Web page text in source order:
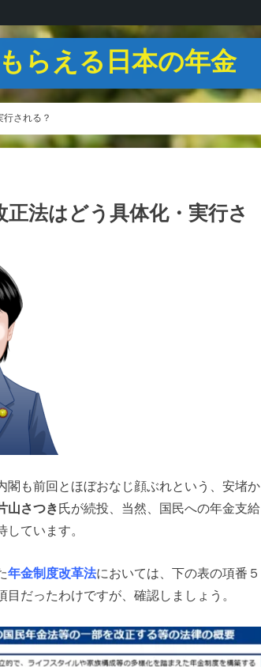
らえる日本の年金
される？
法はどう具体化・実行さ
閣も前回とほぼおなじ顔ぶれという、安堵か
山さつき氏が続投、当然、国民への年金支給
ています。
年金制度改革法においては、下の表の項番５
目だったわけですが、確認しましょう。